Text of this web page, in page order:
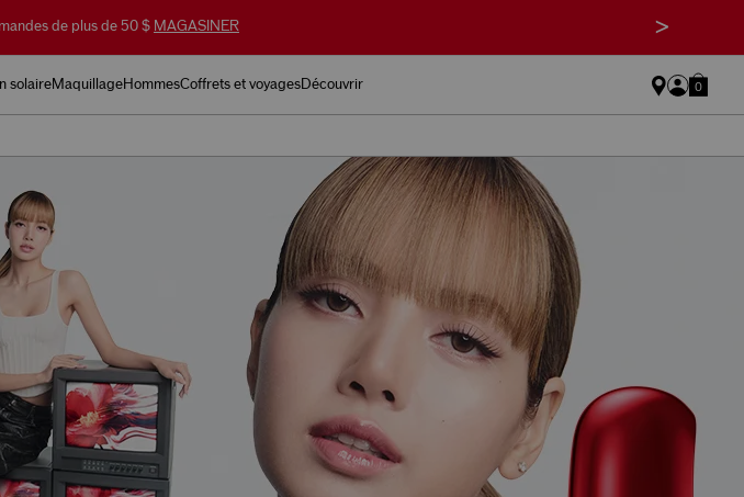
commande de 95 $MAGASINER >
solaireMaquillageHommesCoffrets et voyagesDécouvrir 0